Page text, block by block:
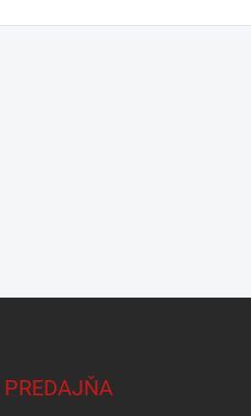
PREDAJŇA